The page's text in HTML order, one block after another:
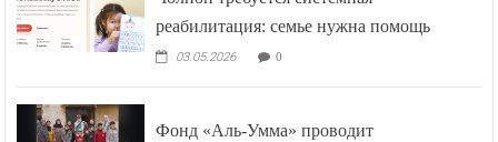
Чолпон требуется системная
реабилитация: семье нужна помощь